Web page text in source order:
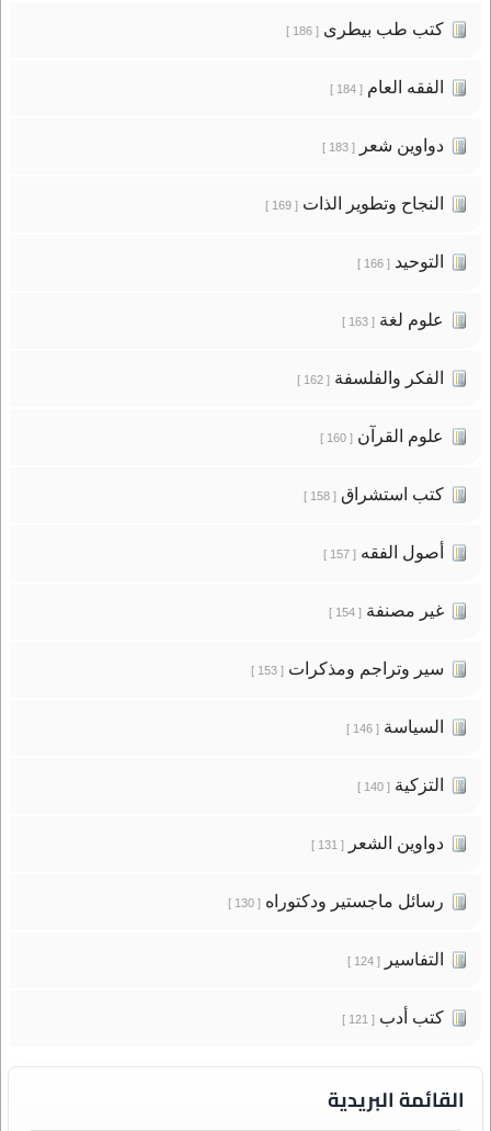
كتب طب بيطرى[ 186 ]
الفقه العام[ 184 ]
دواوين شعر[ 183 ]
النجاح وتطوير الذات[ 169 ]
التوحيد[ 166 ]
علوم لغة[ 163 ]
الفكر والفلسفة[ 162 ]
علوم القرآن[ 160 ]
كتب استشراق[ 158 ]
أصول الفقه[ 157 ]
غير مصنفة[ 154 ]
سير وتراجم ومذكرات[ 153 ]
السياسة[ 146 ]
التزكية[ 140 ]
دواوين الشعر[ 131 ]
رسائل ماجستير ودكتوراه[ 130 ]
التفاسير[ 124 ]
كتب أدب[ 121 ]
القائمة البريدية